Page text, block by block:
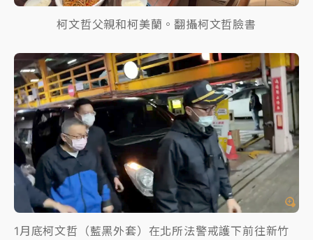
柯文哲父親和柯美蘭。翻攝柯文哲臉書
1月底柯文哲（藍黑外套）在北所法警戒護下前往新竹